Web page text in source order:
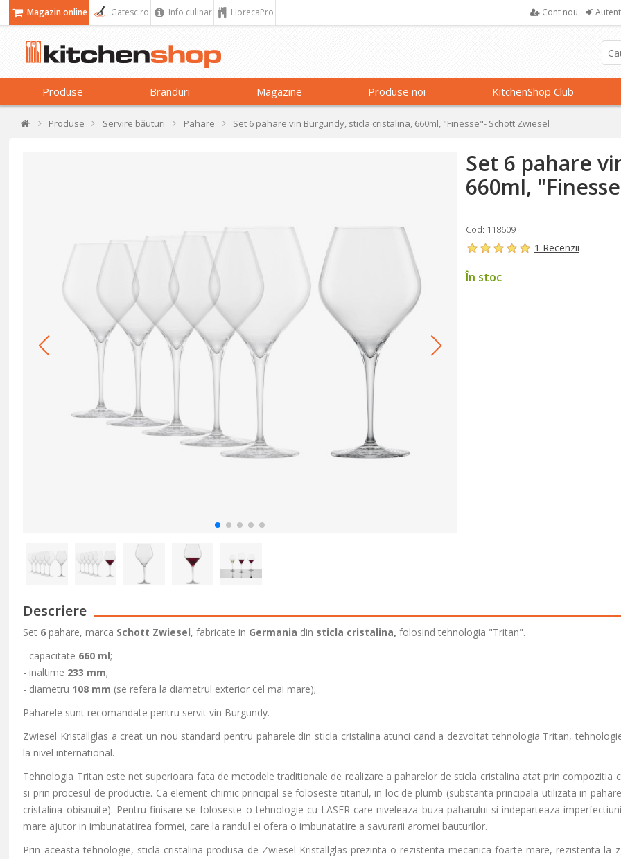
Magazin online Gatesc.ro Info culinar HorecaPro Cont nou
Produse Branduri Magazine Produse noi KitchenShop Club
Produse Servire băuturi Pahare Set 6 pahare vin Burgundy, sticla cristalina, 660ml, "Finesse"- Schott Zwiesel
Set 6 pahare
660ml,
Cod: 118609
1 Recenzii
În stoc
Descriere
Set 6 pahare, marca Schott Zwiesel, fabricate in Germania din sticla cristalina,folosind tehnologia "Tritan".
- capacitate 660 ml;
- inaltime 233 mm;
- diametru 108 mm (se refera la diametrul exterior cel mai mare);
Paharele sunt recomandate pentru servit vin Burgundy.
Zwiesel Kristallglas a creat un nou standard pentru paharele din sticla cristalina atunci cand a dezvoltat tehnologia Tritan,
la nivel international.
Tehnologia Tritan este net superioara fata de metodele traditionale de realizare a paharelor de sticla cristalina atat prin compozitia
si prin procesul de productie. Ca element chimic principal se foloseste titanul, in loc de plumb (substanta principala utilizata in
cristalina obisnuite). Pentru finisare se foloseste o tehnologie cu LASER care niveleaza buza paharului si indeparteaza
mare ajutor in imbunatatirea formei, care la randul ei ofera o imbunatatire a savurarii aromei bauturilor.
Prin aceasta tehnologie, sticla cristalina produsa de Zwiesel Kristallglas prezinta o rezistenta mecanica foarte mare, rezistenta la